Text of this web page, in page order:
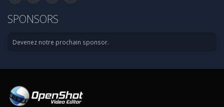
SPONSORS
Devenez notre prochain sponsor.